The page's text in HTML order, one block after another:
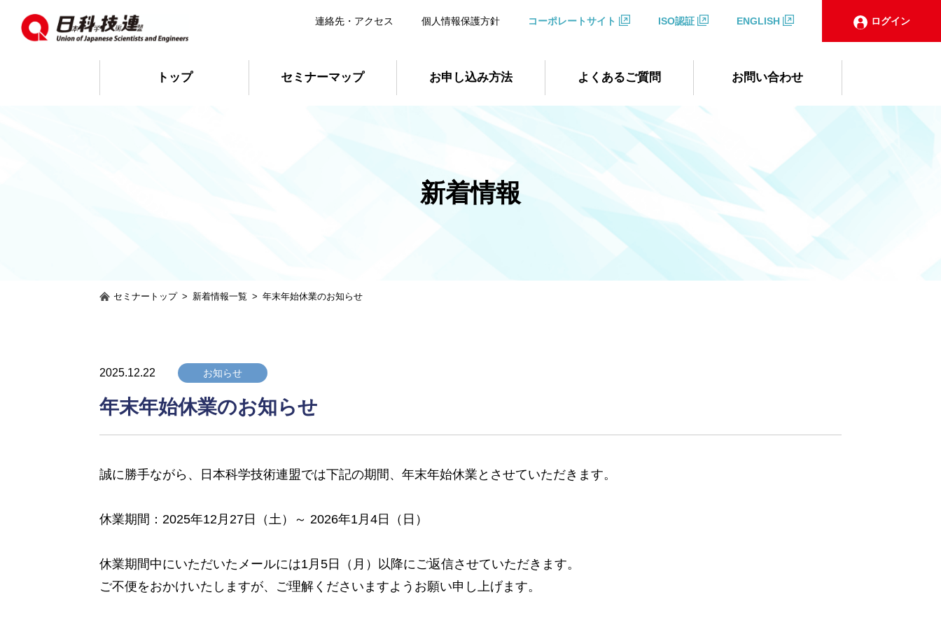
連絡先・アクセス 個人情報保護方針 コーポレートサイト ISO認証 ENGLISH ログイン
トップ セミナーマップ お申し込み方法 よくあるご質問 お問い合わせ
新着情報
セミナートップ > 新着情報一覧 > 年末年始休業のお知らせ
2025.12.22 お知らせ
年末年始休業のお知らせ
誠に勝手ながら、日本科学技術連盟では下記の期間、年末年始休業とさせていただきます。
休業期間：2025年12月27日（土）～ 2026年1月4日（日）
休業期間中にいただいたメールには1月5日（月）以降にご返信させていただきます。
ご不便をおかけいたしますが、ご理解くださいますようお願い申し上げます。